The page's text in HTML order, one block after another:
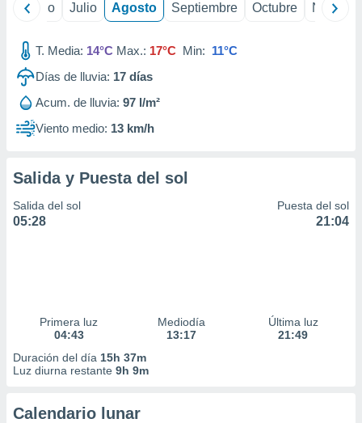
Junio Julio Agosto Septiembre Octubre
T. Media: 14°C Max.: 17°C Min: 11°C
Días de lluvia: 17 días
Acum. de lluvia: 97 l/m²
Viento medio: 13 km/h
Salida y Puesta del sol
Salida del sol
05:28
Puesta del sol
21:04
Primera luz
04:43
Mediodía
13:17
Última luz
21:49
Duración del día 15h 37m
Luz diurna restante 9h 9m
Calendario lunar